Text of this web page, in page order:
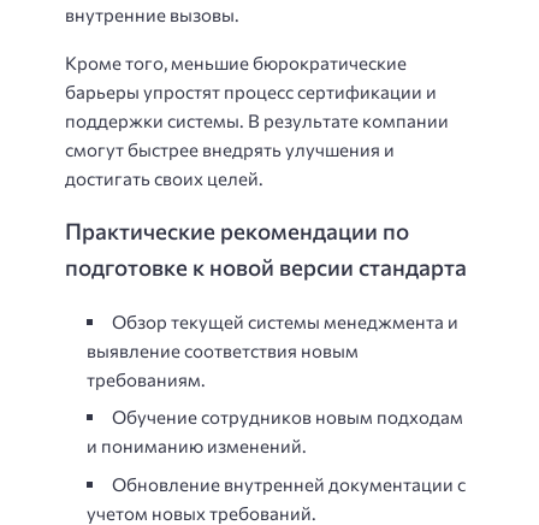
внутренние вызовы.
Кроме того, меньшие бюрократические
барьеры упростят процесс сертификации и
поддержки системы. В результате компании
смогут быстрее внедрять улучшения и
достигать своих целей.
Практические рекомендации по
подготовке к новой версии стандарта
Обзор текущей системы менеджмента и
выявление соответствия новым
требованиям.
Обучение сотрудников новым подходам
и пониманию изменений.
Обновление внутренней документации с
учетом новых требований.